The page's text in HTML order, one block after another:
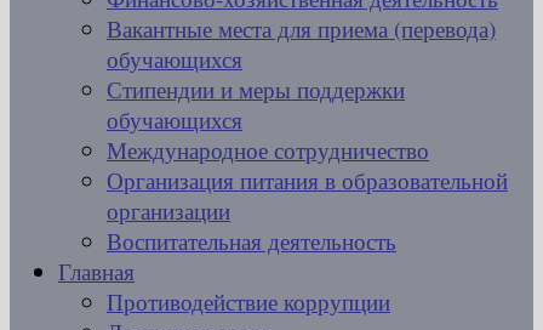
Вакантные места для приема (перевода)
обучающихся
Стипендии и меры поддержки
обучающихся
Международное сотрудничество
Организация питания в образовательной
организации
Воспитательная деятельность
Главная
Противодействие коррупции